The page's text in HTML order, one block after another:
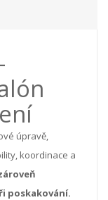
úpravě,
koordinace a
poskakování.